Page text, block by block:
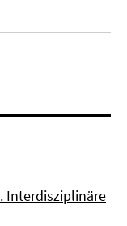
Interdisziplinäre